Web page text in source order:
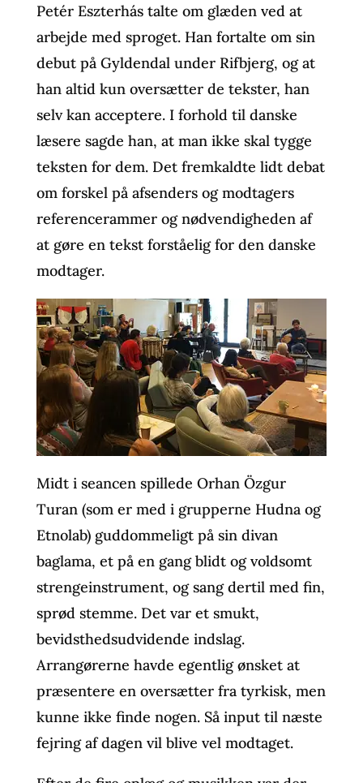
Petér Eszterhás talte om glæden ved at
arbejde med sproget. Han fortalte om sin
debut på Gyldendal under Rifbjerg, og at
han altid kun oversætter de tekster, han
selv kan acceptere. I forhold til danske
læsere sagde han, at man ikke skal tygge
teksten for dem. Det fremkaldte lidt debat
om forskel på afsenders og modtagers
referencerammer og nødvendigheden af
at gøre en tekst forståelig for den danske
modtager.
Midt i seancen spillede Orhan Özgur
Turan (som er med i grupperne Hudna og
Etnolab) guddommeligt på sin divan
baglama, et på en gang blidt og voldsomt
strengeinstrument, og sang dertil med fin,
sprød stemme. Det var et smukt,
bevidsthedsudvidende indslag.
Arrangørerne havde egentlig ønsket at
præsentere en oversætter fra tyrkisk, men
kunne ikke finde nogen. Så input til næste
fejring af dagen vil blive vel modtaget.